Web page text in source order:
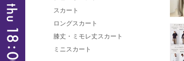
スカート
ロングスカート
膝丈・ミモレ丈スカート
ミニスカート